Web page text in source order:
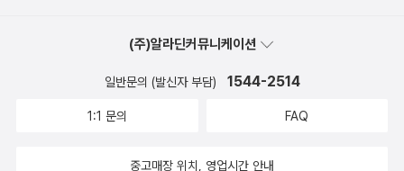
(주)알라딘커뮤니케이션
일반문의 (발신자 부담) 1544-2514
1:1 문의 FAQ
중고매장 위치, 영업시간 안내